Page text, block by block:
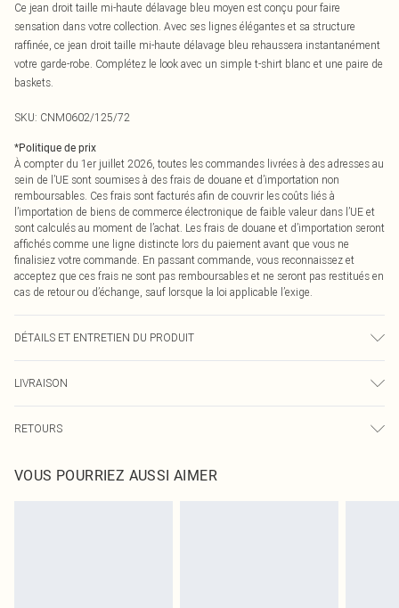
Ce jean droit taille mi-haute délavage bleu moyen est conçu pour faire
sensation dans votre collection. Avec ses lignes élégantes et sa structure
raffinée, ce jean droit taille mi-haute délavage bleu rehaussera instantanément
votre garde-robe. Complétez le look avec un simple t-shirt blanc et une paire de
baskets.
SKU: CNM0602/125/72
*Politique de prix
À compter du 1er juillet 2026, toutes les commandes livrées à des adresses au
sein de l’UE sont soumises à des frais de douane et d’importation non
remboursables. Ces frais sont facturés afin de couvrir les coûts liés à
l’importation de biens de commerce électronique de faible valeur dans l’UE et
sont calculés au moment de l’achat. Les frais de douane et d’importation seront
affichés comme une ligne distincte lors du paiement avant que vous ne
finalisiez votre commande. En passant commande, vous reconnaissez et
acceptez que ces frais ne sont pas remboursables et ne seront pas restitués en
cas de retour ou d’échange, sauf lorsque la loi applicable l’exige.
DÉTAILS ET ENTRETIEN DU PRODUIT
déteindre.
LIVRAISON
Livraison express France
Jusqu'à 2-3 jours ouvrables
RETOURS
pour nous retourner un article.
VOUS POURRIEZ AUSSI AIMER